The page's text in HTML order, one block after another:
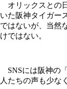
オリックスとの
いた阪神タイガー
ではないが、当然
けではない。
SNSには阪神の
人たちの声も少な